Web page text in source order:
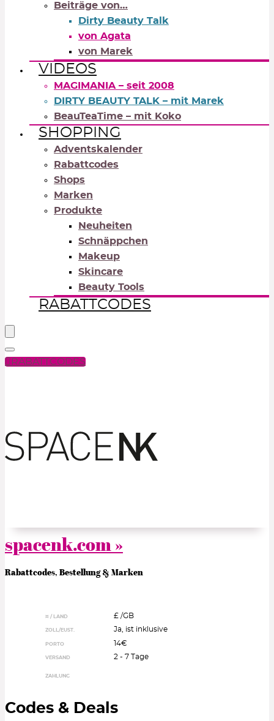
Beiträge von…
Dirty Beauty Talk
von Agata
von Marek
VIDEOS
MAGIMANIA – seit 2008
DIRTY BEAUTY TALK – mit Marek
BeauTeaTime – mit Koko
SHOPPING
Adventskalender
Rabattcodes
Shops
Marken
Produkte
Neuheiten
Schnäppchen
Makeup
Skincare
Beauty Tools
RABATTCODES
RABATTCODES
spacenk.com »
Rabattcodes, Bestellung & Marken
¤ / LAND £ /GB
ZOLL/EUST. Ja, ist inklusive
PORTO 14€
VERSAND 2 - 7 Tage
ZAHLUNG
Codes & Deals